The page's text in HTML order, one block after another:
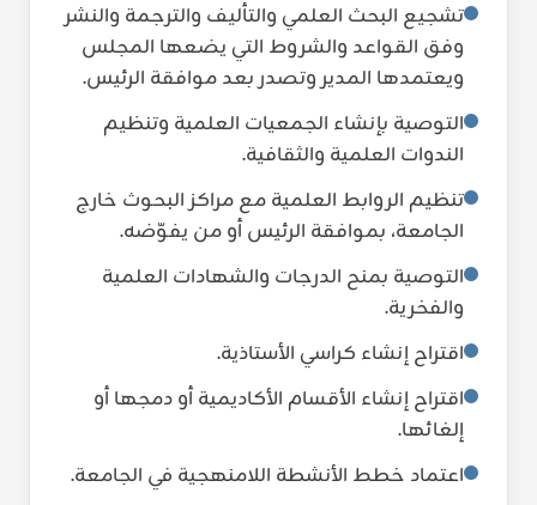
تشجيع البحث العلمي والتأليف والترجمة والنشر
وفق القواعد والشروط التي يضعها المجلس
ويعتمدها المدير وتصدر بعد موافقة الرئيس.
التوصية بإنشاء الجمعيات العلمية وتنظيم
الندوات العلمية والثقافية.
تنظيم الروابط العلمية مع مراكز البحوث خارج
الجامعة، بموافقة الرئيس أو من يفوّضه.
التوصية بمنح الدرجات والشهادات العلمية
والفخرية.
اقتراح إنشاء كراسي الأستاذية.
اقتراح إنشاء الأقسام الأكاديمية أو دمجها أو
إلغائها.
اعتماد خطط الأنشطة اللامنهجية في الجامعة.